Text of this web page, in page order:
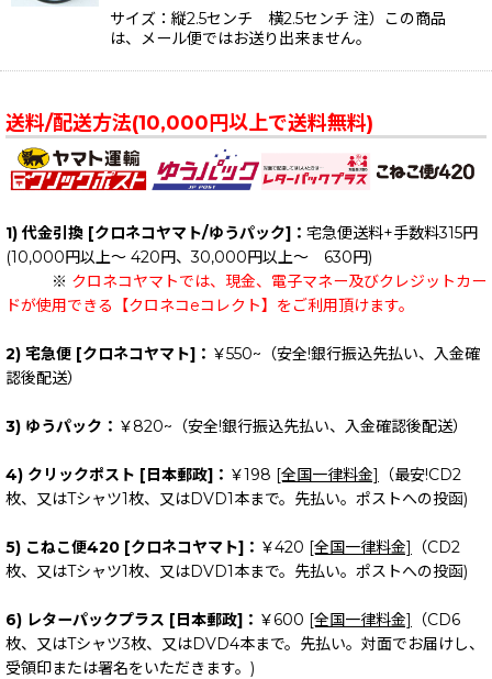
サイズ：縦2.5センチ 横2.5センチ 注）この商品
は、メール便ではお送り出来ません。
送料/配送方法(10,000円以上で送料無料)
1) 代金引換 [クロネコヤマト/ゆうパック]： 宅急便送料+手数料315円
(10,000円以上～ 420円、30,000円以上～ 630円)
※ クロネコヤマトでは、現金、電子マネー及びクレジットカー
ドが使用できる【クロネコeコレクト】をご利用頂けます。
2) 宅急便 [クロネコヤマト]： ￥550~（安全!銀行振込先払い、入金確
認後配送）
3) ゆうパック： ￥820~（安全!銀行振込先払い、入金確認後配送）
4) クリックポスト [日本郵政]： ￥198 [全国一律料金]
（最安!CD2
枚、又はTシャツ1枚、又はDVD1本まで。先払い。ポストへの投函)
5) こねこ便420 [クロネコヤマト]： ￥420 [全国一律料金]
（CD2
枚、又はTシャツ1枚、又はDVD1本まで。先払い。ポストへの投函)
6) レターパックプラス [日本郵政]： ￥600 [全国一律料金]
（CD6
枚、又はTシャツ3枚、又はDVD4本まで。先払い。対面でお届けし、
受領印または署名をいただきます。)